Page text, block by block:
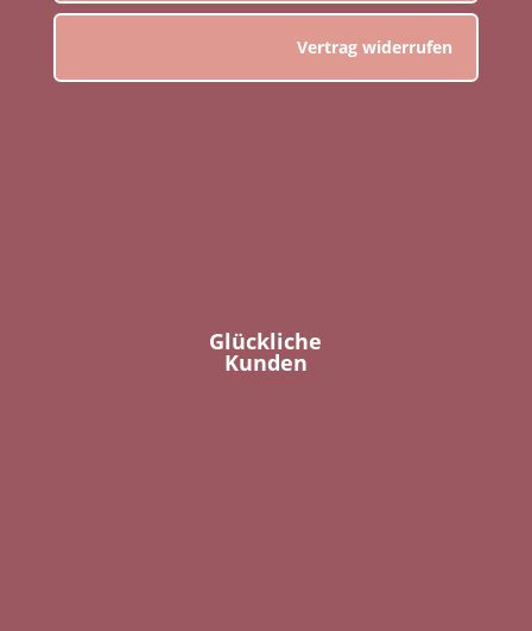
Vertrag widerrufen
Glückliche
Kunden